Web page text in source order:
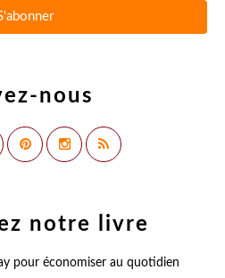
nous
notre livre